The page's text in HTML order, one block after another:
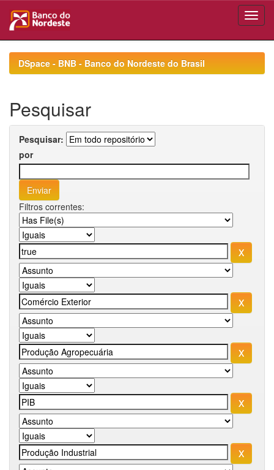
navigationDSpace - BNB - Banco do Nordeste do Brasil
Pesquisar
Pesquisar:
por
Filtros correntes: